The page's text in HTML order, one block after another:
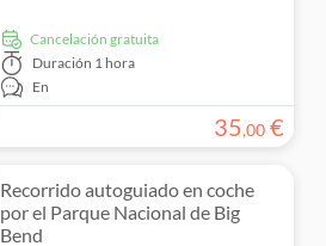
cancelación gratuita
Duración 1 hora
En
35,00 €
Recorrido autoguiado en coche
por el Parque Nacional de Big
Bend